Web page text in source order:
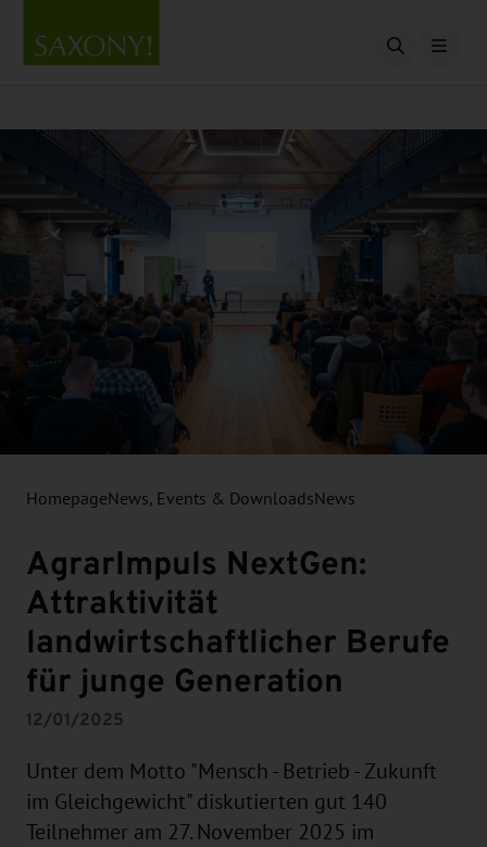
Open
HomepageNews, Events & DownloadsNews
AgrarImpuls NextGen:
Attraktivität
landwirtschaftlicher Berufe
für junge Generation
12/01/2025
Unter dem Motto "Mensch - Betrieb - Zukunft
im Gleichgewicht" diskutierten gut 140
Teilnehmer am 27. November 2025 im